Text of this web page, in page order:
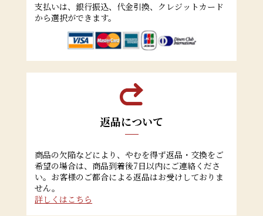
支払いは、銀行振込、代金引換、クレジットカード
から選択ができます。
返品について
商品の欠陥などにより、やむを得ず返品・交換をご
希望の場合は、商品到着後7日以内にご連絡くださ
い。お客様のご都合による返品はお受けしておりま
せん。
詳しくはこちら